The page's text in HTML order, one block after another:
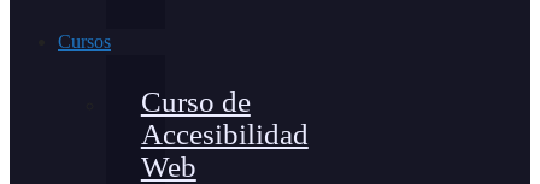
Cursos
Curso de
Accesibilidad
Web